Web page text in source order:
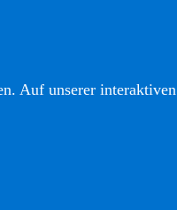
Auf unserer interaktiven